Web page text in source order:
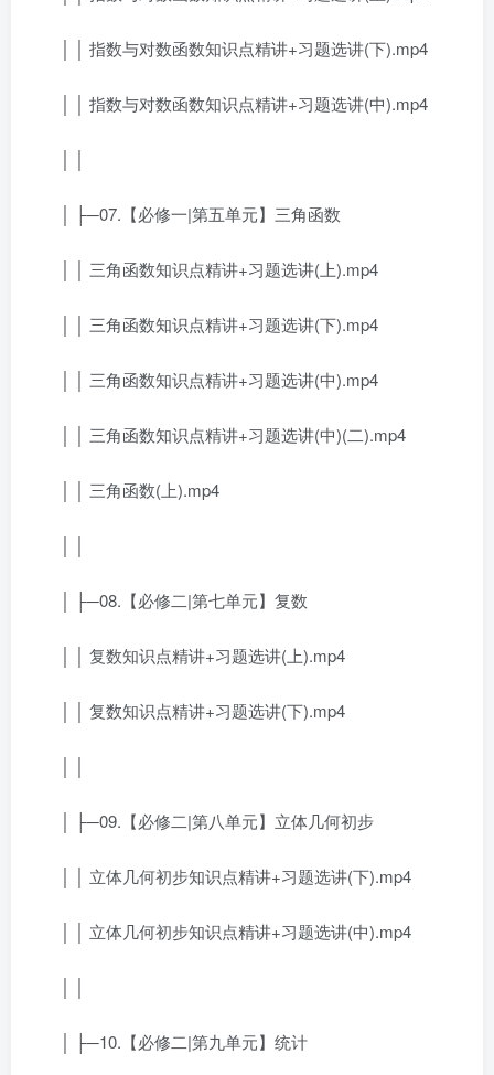
│ │ 指数与对数函数知识点精讲+习题选讲(下).mp4
│ │ 指数与对数函数知识点精讲+习题选讲(中).mp4
│ ├─07.【必修一|第五单元】三角函数
│ │ 三角函数知识点精讲+习题选讲(上).mp4
│ │ 三角函数知识点精讲+习题选讲(下).mp4
│ │ 三角函数知识点精讲+习题选讲(中).mp4
│ │ 三角函数知识点精讲+习题选讲(中)(二).mp4
│ │ 三角函数(上).mp4
│ ├─08.【必修二|第七单元】复数
│ │ 复数知识点精讲+习题选讲(上).mp4
│ │ 复数知识点精讲+习题选讲(下).mp4
│ ├─09.【必修二|第八单元】立体几何初步
│ │ 立体几何初步知识点精讲+习题选讲(下).mp4
│ │ 立体几何初步知识点精讲+习题选讲(中).mp4
│ ├─10.【必修二|第九单元】统计